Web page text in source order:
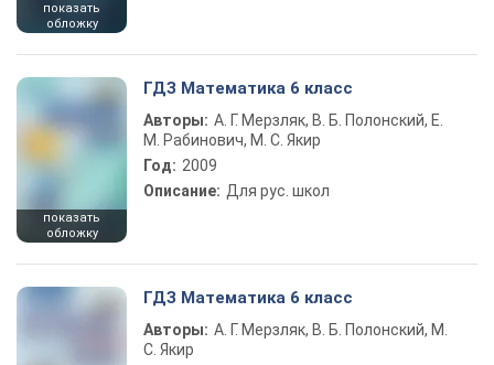
показать
обложку
показать
обложку
ГДЗ Математика 6 класс
Авторы: А. Г. Мерзляк, В. Б. Полонский, Е.
М. Рабинович, М. С. Якир
Год: 2009
Описание: Для рус. школ
ГДЗ Математика 6 класс
Авторы: А. Г. Мерзляк, В. Б. Полонский, М.
С. Якир